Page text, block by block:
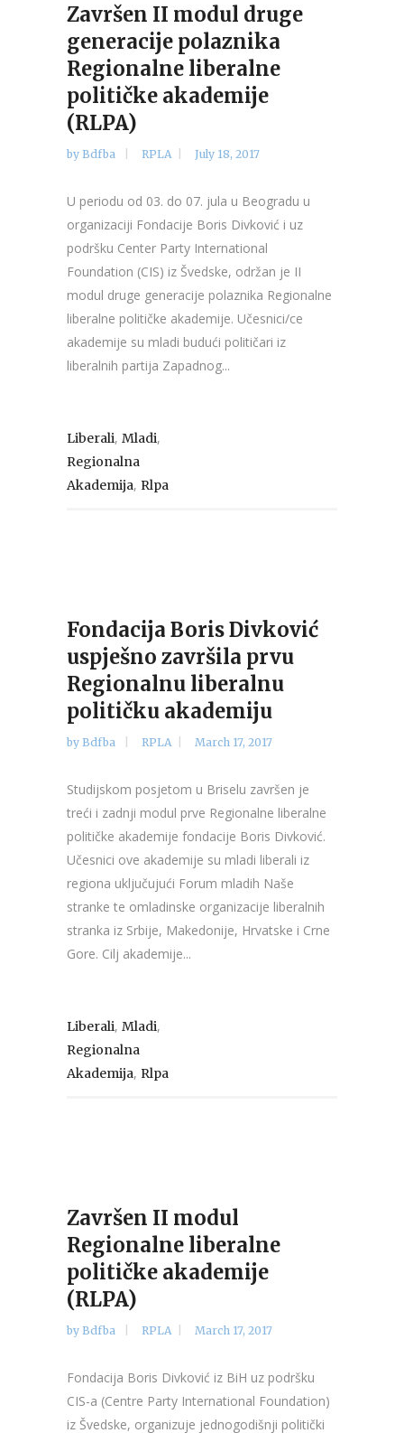
Završen II modul druge
generacije polaznika
Regionalne liberalne
političke akademije
(RLPA)
by Bdfba RPLA July 18, 2017
U periodu od 03. do 07. jula u Beogradu u
organizaciji Fondacije Boris Divković i uz
podršku Center Party International
Foundation (CIS) iz Švedske, održan je II
modul druge generacije polaznika Regionalne
liberalne političke akademije. Učesnici/ce
akademije su mladi budući političari iz
liberalnih partija Zapadnog...
Liberali, Mladi,
Regionalna
Akademija, Rlpa
Fondacija Boris Divković
uspješno završila prvu
Regionalnu liberalnu
političku akademiju
by Bdfba RPLA March 17, 2017
Studijskom posjetom u Briselu završen je
treći i zadnji modul prve Regionalne liberalne
političke akademije fondacije Boris Divković.
Učesnici ove akademije su mladi liberali iz
regiona uključujući Forum mladih Naše
stranke te omladinske organizacije liberalnih
stranka iz Srbije, Makedonije, Hrvatske i Crne
Gore. Cilj akademije...
Liberali, Mladi,
Regionalna
Akademija, Rlpa
Završen II modul
Regionalne liberalne
političke akademije
(RLPA)
by Bdfba RPLA March 17, 2017
Fondacija Boris Divković iz BiH uz podršku
CIS-a (Centre Party International Foundation)
iz Švedske, organizuje jednogodišnji politički